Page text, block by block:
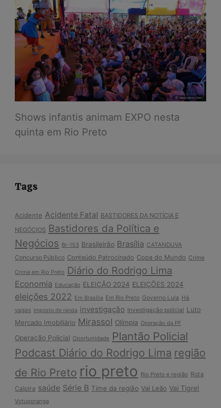
Shows infantis animam EXPO nesta
quinta em Rio Preto
Tags
Acidente Acidente Fatal BASTIDORES DA NOTÍCIA E
NEGÓCIOS Bastidores da Política e
Negócios Br-153 Brasileirão Brasília CATANDUVA
Concurso Público Conteúdo Patrocinado Copa do Mundo Crime
Crime em Rio Preto Diário do Rodrigo Lima
Economia Educação ELEIÇÃO 2024 ELEIÇÕES 2024
eleições 2022 Em Brasília Em Rio Preto Governo Lula Há
vagas Imposto de renda investigação Investigação policial Luto
Mercado Imobiliário Mirassol Olímpia Operação da PF
Operação Policial Oportunidade Plantão Policial
Podcast Diário do Rodrigo Lima região
de Rio Preto rio preto Rio Preto e região Rota
Caipira saúde Série B Time da região Vai Leão Vai Tigre!
Votuporanga